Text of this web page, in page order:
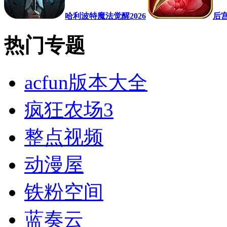
哈利波特魔法觉醒2026 后
热门专题
acfun版本大全
疯狂农场3
整点视频
动漫屋
铁粉空间
蓝奏云